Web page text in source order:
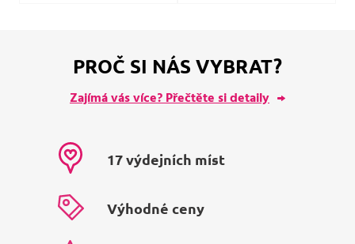
PROČ SI NÁS VYBRAT?
Zajímá vás více? Přečtěte si detaily
17 výdejních míst
Výhodné ceny